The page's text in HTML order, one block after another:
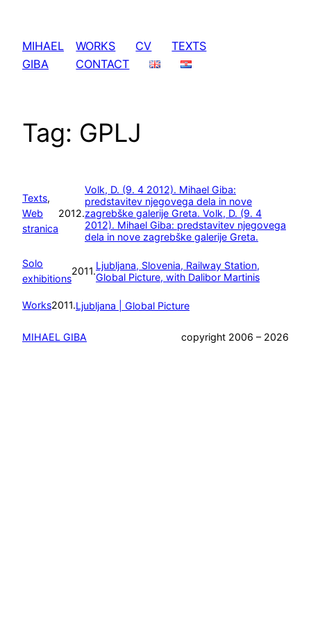
content
MIHAEL
GIBA
WORKS CV
TEXTS
CONTACT
Tag: GPLJ
Texts
Web
stranica
2012.
Volk, D. (9. 4 2012). Mihael Giba:
predstavitev njegovega dela in nove
zagrebške galerije Greta. Volk, D. (9. 4
2012). Mihael Giba: predstavitev njegovega
dela in nove zagrebške galerije Greta.
Solo
exhibitions
2011.Ljubljana, Slovenia, Railway Station,
Global Picture, with Dalibor Martinis
Works2011.Ljubljana | Global Picture
MIHAEL GIBA copyright 2006 – 2026